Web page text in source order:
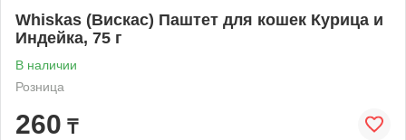
Whiskas (Вискас) Паштет для кошек Курица и
Индейка, 75 г
В наличии
Розница
260 ₸